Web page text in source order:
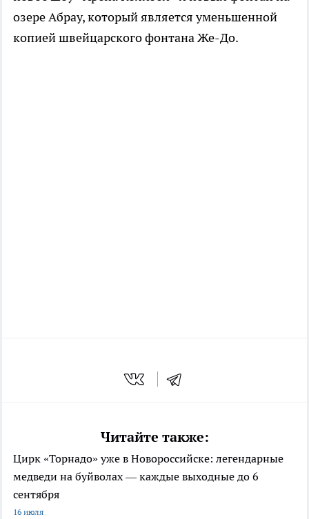
озере Абрау, который является уменьшенной
копией швейцарского фонтана Же-До.
Читайте также:
Цирк «Торнадо» уже в Новороссийске: легендарные
медведи на буйволах — каждые выходные до 6
сентября
16 июля